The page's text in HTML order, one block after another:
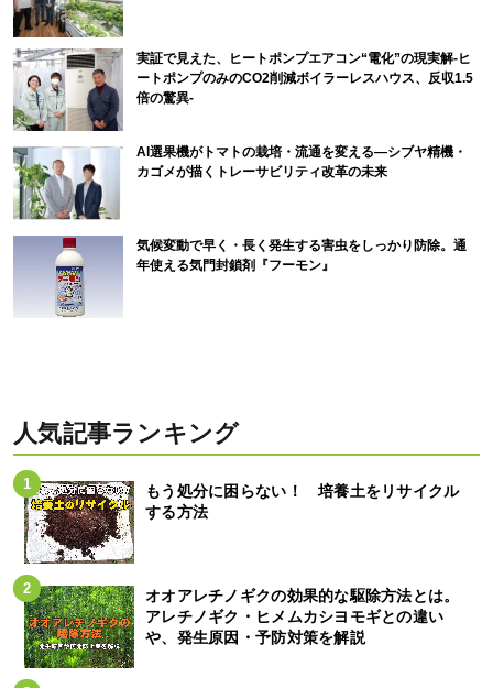
実証で見えた、ヒートポンプエアコン“電化”の現実解-ヒ
ートポンプのみのCO2削減ボイラーレスハウス、反収1.5
倍の驚異-
AI選果機がトマトの栽培・流通を変える―シブヤ精機・
カゴメが描くトレーサビリティ改革の未来
気候変動で早く・長く発生する害虫をしっかり防除。通
年使える気門封鎖剤『フーモン』
人気記事ランキング
もう処分に困らない！ 培養土をリサイクル
する方法
オオアレチノギクの効果的な駆除方法とは。
アレチノギク・ヒメムカシヨモギとの違い
や、発生原因・予防対策を解説